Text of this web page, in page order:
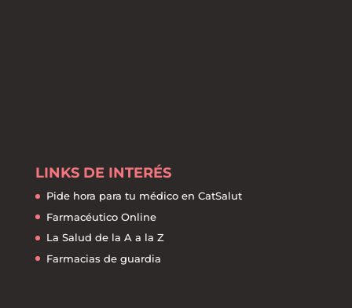
LINKS DE INTERÉS
Pide hora para tu médico en CatSalut
Farmacéutico Online
La Salud de la A a la Z
Farmacias de guardia